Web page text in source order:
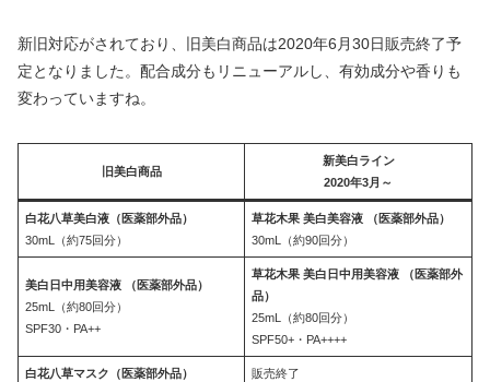
新旧対応がされており、旧美白商品は2020年6月30日販売終了予
定となりました。配合成分もリニューアルし、有効成分や香りも
変わっていますね。
旧美白商品
新美白ライン
2020年3月～
白花八草美白液（医薬部外品）
30mL（約75回分）
草花木果 美白美容液 （医薬部外品）
30mL（約90回分）
美白日中用美容液 （医薬部外品）
25mL（約80回分）
SPF30・PA++
草花木果 美白日中用美容液 （医薬部外
品）
25mL（約80回分）
SPF50+・PA++++
白花八草マスク（医薬部外品） 販売終了